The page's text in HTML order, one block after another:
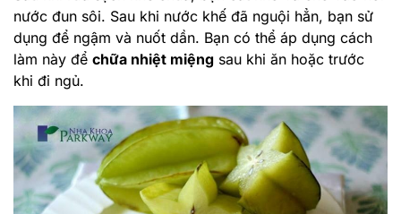
Cách để hết nhiệt miệng bằng giấm táo
Trong giấm táo có chứa axit axetic, do đó có khả năng
loại trừ vi khuẩn có hại rất tốt, đồng thời gia tăng vi
khuẩn có lợi cho răng miệng. Việc sử dụng nước giấm
táo để súc miệng thường xuyên có thể khiến các vết
loét nhanh chóng biến mất.